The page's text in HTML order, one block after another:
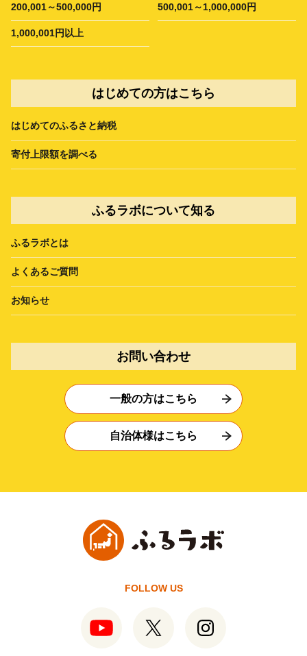
200,001～500,000円 500,001～1,000,000円
1,000,001円以上
はじめての方はこちら
はじめてのふるさと納税
寄付上限額を調べる
ふるラボについて知る
ふるラボとは
よくあるご質問
お知らせ
お問い合わせ
一般の方はこちら
自治体様はこちら
FOLLOW US